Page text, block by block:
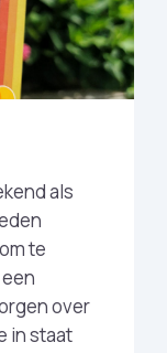
als
te
over
in staat